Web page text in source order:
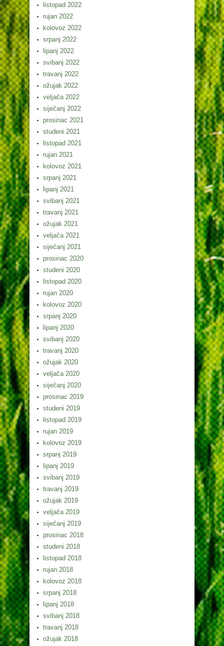
listopad 2022
rujan 2022
kolovoz 2022
srpanj 2022
lipanj 2022
svibanj 2022
travanj 2022
ožujak 2022
veljača 2022
siječanj 2022
prosinac 2021
studeni 2021
listopad 2021
rujan 2021
kolovoz 2021
srpanj 2021
lipanj 2021
svibanj 2021
travanj 2021
ožujak 2021
veljača 2021
siječanj 2021
prosinac 2020
studeni 2020
listopad 2020
rujan 2020
kolovoz 2020
srpanj 2020
lipanj 2020
svibanj 2020
travanj 2020
ožujak 2020
veljača 2020
siječanj 2020
prosinac 2019
studeni 2019
listopad 2019
rujan 2019
kolovoz 2019
srpanj 2019
lipanj 2019
svibanj 2019
travanj 2019
ožujak 2019
veljača 2019
siječanj 2019
prosinac 2018
studeni 2018
listopad 2018
rujan 2018
kolovoz 2018
srpanj 2018
lipanj 2018
svibanj 2018
travanj 2018
ožujak 2018